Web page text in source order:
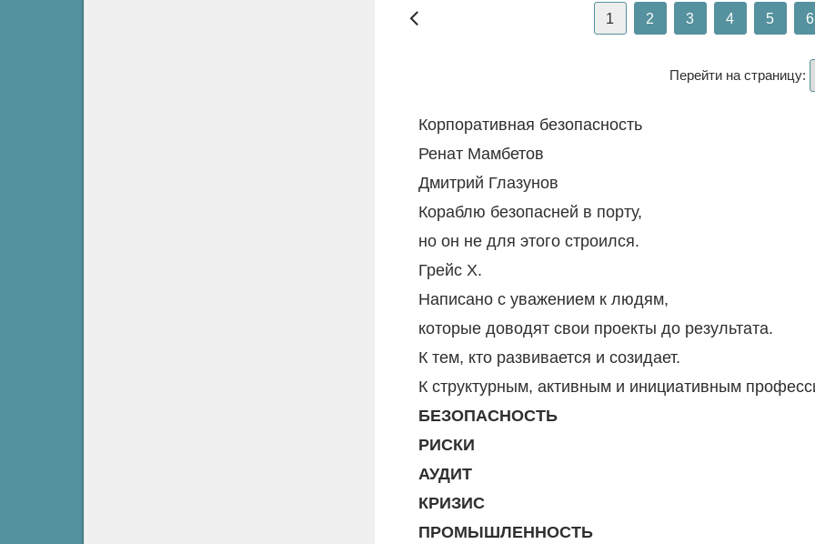
1 2 3 4 5 6
Перейти на страницу:
Корпоративная безопасность
Ренат Мамбетов
Дмитрий Глазунов
Кораблю безопасней в порту,
но он не для этого строился.
Грейс Х.
Написано с уважением к людям,
которые доводят свои проекты до результата.
К тем, кто развивается и созидает.
К структурным, активным и инициативным
БЕЗОПАСНОСТЬ
РИСКИ
АУДИТ
КРИЗИС
ПРОМЫШЛЕННОСТЬ